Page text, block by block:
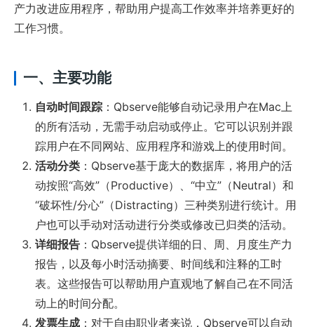
产力改进应用程序，帮助用户提高工作效率并培养更好的
工作习惯。
一、主要功能
自动时间跟踪 ：Qbserve能够自动记录用户在Mac上
的所有活动，无需手动启动或停止。它可以识别并跟
踪用户在不同网站、应用程序和游戏上的使用时间。
活动分类 ：Qbserve基于庞大的数据库，将用户的活
动按照“高效”（Productive）、“中立”（Neutral）和
“破坏性/分心”（Distracting）三种类别进行统计。用
户也可以手动对活动进行分类或修改已归类的活动。
详细报告 ：Qbserve提供详细的日、周、月度生产力
报告，以及每小时活动摘要、时间线和注释的工时
表。这些报告可以帮助用户直观地了解自己在不同活
动上的时间分配。
发票生成 ：对于自由职业者来说，Qbserve可以自动